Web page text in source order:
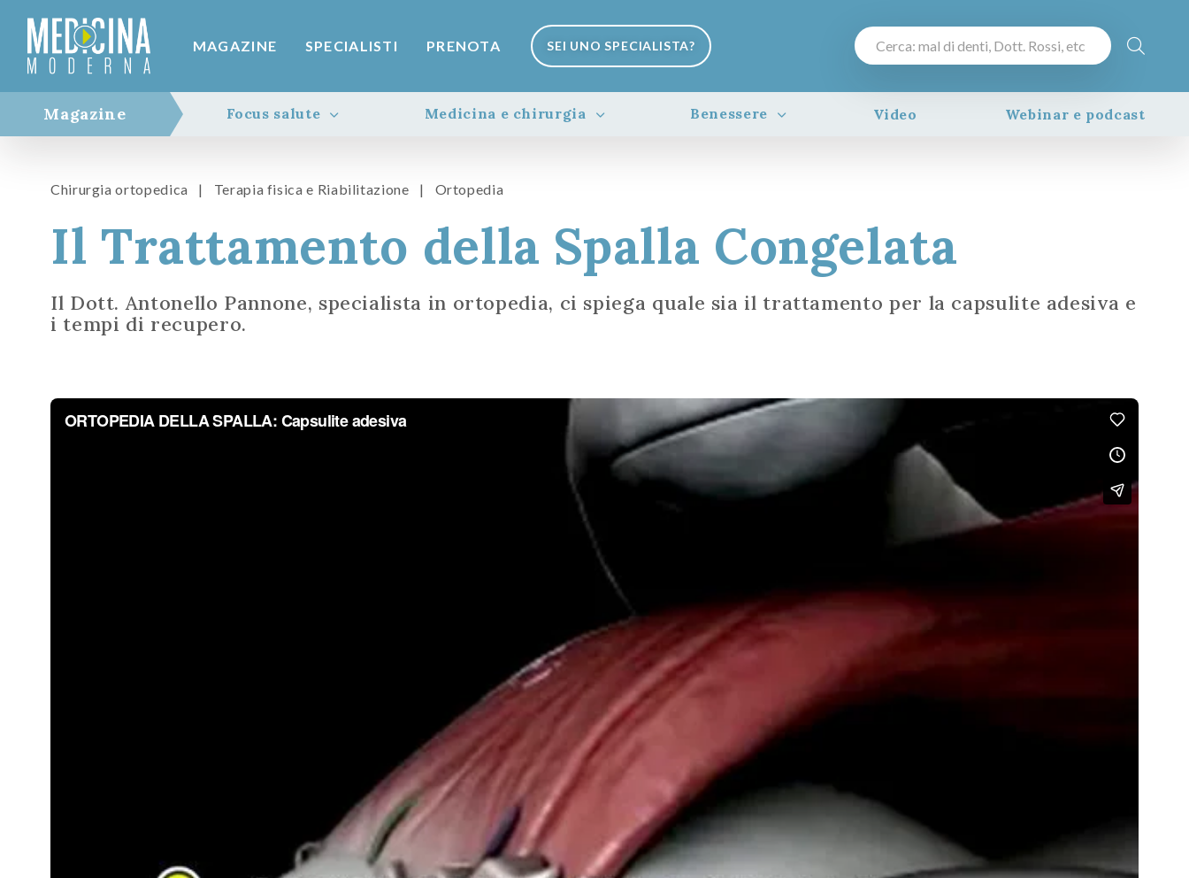
MAGAZINE SPECIALISTI PRENOTA SEI UNO SPECIALISTA?
Magazine Focus salute Medicina e chirurgia Benessere Video Webinar e podcast
Chirurgia ortopedica | Terapia fisica e Riabilitazione | Ortopedia
Il Trattamento della Spalla Congelata
Il Dott. Antonello Pannone, specialista in ortopedia, ci spiega quale sia il trattamento per la capsulite adesiva e
i tempi di recupero.